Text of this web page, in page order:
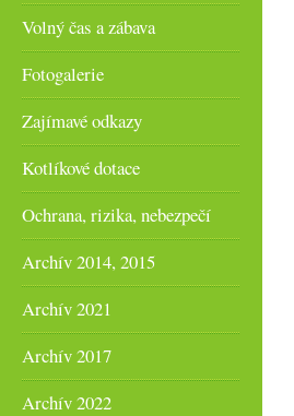
Volný čas a zábava
Fotogalerie
Zajímavé odkazy
Kotlíkové dotace
Ochrana, rizika, nebezpečí
Archív 2014, 2015
Archív 2021
Archív 2017
Archív 2022